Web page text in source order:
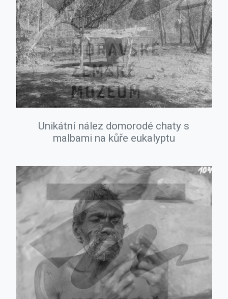
Unikátní nález domorodé chaty s
malbami na kůře eukalyptu